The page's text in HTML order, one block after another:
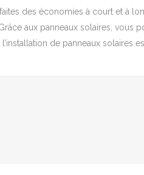
des économies à court et à
aux panneaux solaires, vous
de panneaux solaires